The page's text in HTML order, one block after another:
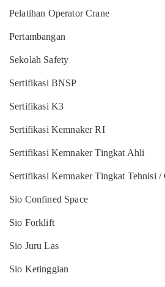
Pelatihan Operator Crane
Pertambangan
Sekolah Safety
Sertifikasi BNSP
Sertifikasi K3
Sertifikasi Kemnaker RI
Sertifikasi Kemnaker Tingkat Ahli
Sertifikasi Kemnaker Tingkat Tehnisi /
Sio Confined Space
Sio Forklift
Sio Juru Las
Sio Ketinggian